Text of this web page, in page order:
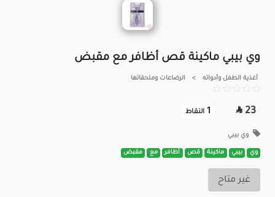
وي بيبي ماكينة قص أظافر مع مقبض
أغذية الطفل وأدواته > الرضاعات وملحقاتها
23

1 النقاط
وي بيبي
وي بيبي ماكينة قص أظافر مع مقبض
غير متاح